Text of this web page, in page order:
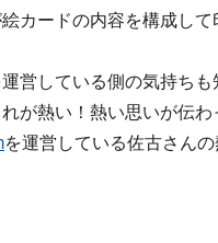
カードの内容を構成して
営している側の気持ち
が熱い！熱い思いが伝
を運営している佐古さん